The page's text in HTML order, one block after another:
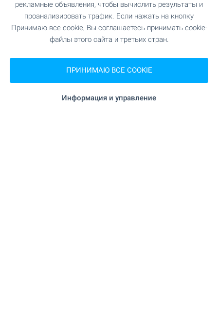
Почта"Еконт" 510 м (7 мин.)
Почта "InTime" 512 м (7 мин.)
Парикмахер630 м (8 мин.)
Салон красоты437 м (6 мин.)
рекламные объявления, чтобы вычислить результаты и
проанализировать трафик. Если нажать на кнопку
Принимаю все cookie, Вы соглашаетесь принимать cookie-
файлы этого сайта и третьих стран.
ПРИНИМАЮ ВСЕ COOKIE
Информация и управление